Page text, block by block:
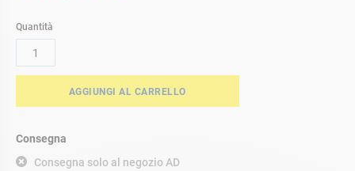
Quantità
AGGIUNGI AL CARRELLO
Consegna
Consegna solo al negozio AD